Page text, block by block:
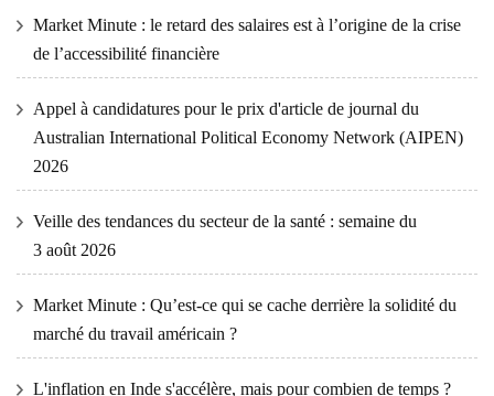
Market Minute : le retard des salaires est à l’origine de la crise
de l’accessibilité financière
Appel à candidatures pour le prix d'article de journal du
Australian International Political Economy Network (AIPEN)
2026
Veille des tendances du secteur de la santé : semaine du
3 août 2026
Market Minute : Qu’est-ce qui se cache derrière la solidité du
marché du travail américain ?
L'inflation en Inde s'accélère, mais pour combien de temps ?